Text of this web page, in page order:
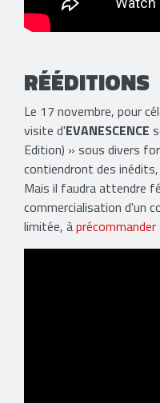
RÉÉDITIONS
Le 17 novembre, pour
visite d'EVANESCENCE
Edition) » sous divers
contiendront des
Mais il faudra attendre
commercialisation d'un
limitée, àprécommander